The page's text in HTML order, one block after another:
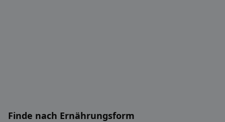
Finde nach Ernährungsform